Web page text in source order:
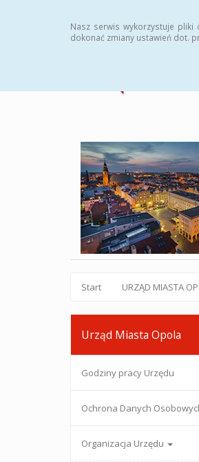
Nasz serwis wykorzystuje pliki
dokonać zmiany ustawień dot.
Start URZĄD MIASTA
Urząd Miasta Opola
Godziny pracy Urzędu
Ochrona Danych
Organizacja Urzędu